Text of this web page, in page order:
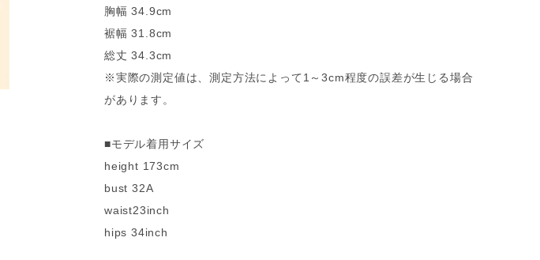
胸幅 34.9cm
裾幅 31.8cm
総丈 34.3cm
※実際の測定値は、測定方法によって1～3cm程度の誤差が生じる場合
があります。
■モデル着用サイズ
height 173cm
bust 32A
waist23inch
hips 34inch